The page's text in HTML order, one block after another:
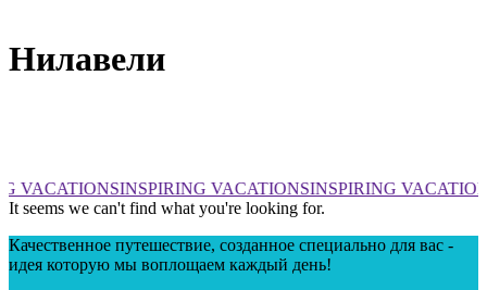
Нилавели
VACATIONSINSPIRING VACATIONSINSPIRING
It seems we can't find what you're looking for.
Качественное путешествие, созданное специально для вас -
идея которую мы воплощаем каждый день!